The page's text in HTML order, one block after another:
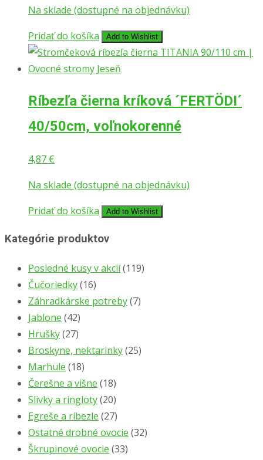
bola:
6,87 €.
je:
6,27 €.
Na sklade (dostupné na objednávku)
Pridať do košíka
Add to Wishlist
Ríbezľa čierna kríková ´FERTÖDI´
40/50cm, voľnokorenné
4,87 €
Na sklade (dostupné na objednávku)
Pridať do košíka
Add to Wishlist
Kategórie produktov
Posledné kusy v akcií(119)
Čučoriedky(16)
Záhradkárske potreby(7)
Jablone (42)
Hrušky(27)
Broskyne, nektarinky(25)
Marhule (18)
Čerešne a višne (18)
Slivky a ringloty(20)
Egreše a ríbezle (27)
Ostatné drobné ovocie (32)
Škrupinové ovocie (33)